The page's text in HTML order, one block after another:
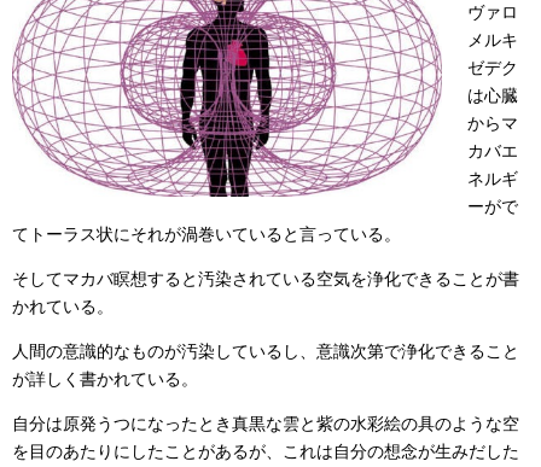
ヴァロ
メルキ
ゼデク
は心臓
からマ
カバエ
ネルギ
ーがで
てトーラス状にそれが渦巻いていると言っている。
そしてマカバ瞑想すると汚染されている空気を浄化できることが書
かれている。
人間の意識的なものが汚染しているし、意識次第で浄化できること
が詳しく書かれている。
自分は原発うつになったとき真黒な雲と紫の水彩絵の具のような空
を目のあたりにしたことがあるが、これは自分の想念が生みだした